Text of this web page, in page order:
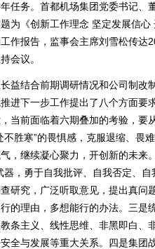
任务。首都机场集团党委书记、
为《创新工作理念 坚定发展信
作报告，监事会主席刘雪松传达
会议。
结合前期调研情况和公司制改
进下一步工作提出了八个方面要
当前面临着六期叠加的考验，要
不胜寒”的畏惧感，克服退缩、畏
，继续凝心聚力，开创新的未来
器，勇于自我批评、自我否定、
研究，广泛听取意见，提出真问
的理由，多想能行的办法。三是
条主义、线性思维、非黑即白、
全与发展等重大关系。四是集团